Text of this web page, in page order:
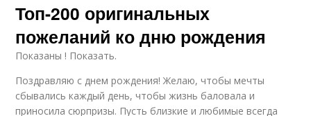
Топ-200 оригинальных
пожеланий ко дню рождения
Показаны ! Показать.
Поздравляю с днем рождения! Желаю, чтобы мечты
сбывались каждый день, чтобы жизнь баловала и
приносила сюрпризы. Пусть близкие и любимые всегда